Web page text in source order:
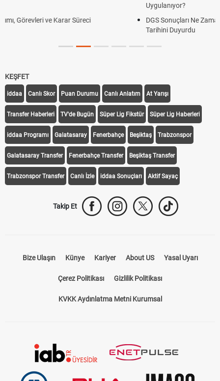
DGS Sonuçları Ne Zaman Açıklanacak 2026? ÖSYM Sonuç
KEŞFET
iddaa Canlı Skor Puan Durumu Canlı Anlatım At Yarışı
Transfer Haberleri TV'de Bugün Süper Lig Fikstür Süper Lig Haberleri
iddaa Programı Galatasaray Fenerbahçe Beşiktaş Trabzonspor
Galatasaray Transfer Fenerbahçe Transfer Beşiktaş Transfer
Trabzonspor Transfer Canlı İzle iddaa Sonuçları Aktif Sayaç
Takip Et
Bize Ulaşın Künye Kariyer About US Yasal Uyarı
Çerez Politikası Gizlilik Politikası
KVKK Aydınlatma Metni Kurumsal